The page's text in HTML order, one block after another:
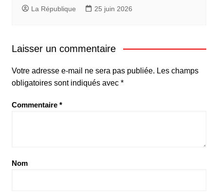
La République 25 juin 2026
Laisser un commentaire
Votre adresse e-mail ne sera pas publiée. Les champs
obligatoires sont indiqués avec *
Commentaire *
Nom